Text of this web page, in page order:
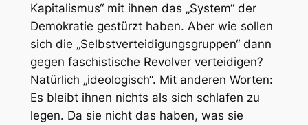
Kapitalismus“ mit ihnen das „System“ der
Demokratie gestürzt haben. Aber wie sollen
sich die „Selbstverteidigungsgruppen“ dann
gegen faschistische Revolver verteidigen?
Natürlich „ideologisch“. Mit anderen Worten:
Es bleibt ihnen nichts als sich schlafen zu
legen. Da sie nicht das haben, was sie